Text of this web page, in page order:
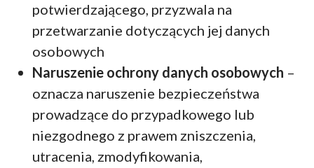
potwierdzającego, przyzwala na
przetwarzanie dotyczących jej danych
osobowych
Naruszenie ochrony danych osobowych –
oznacza naruszenie bezpieczeństwa
prowadzące do przypadkowego lub
niezgodnego z prawem zniszczenia,
utracenia, zmodyfikowania,